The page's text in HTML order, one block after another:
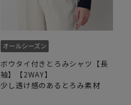
ボウタイ付きとろみシャツ【長
袖】【2WAY】
少し透け感のあるとろみ素材